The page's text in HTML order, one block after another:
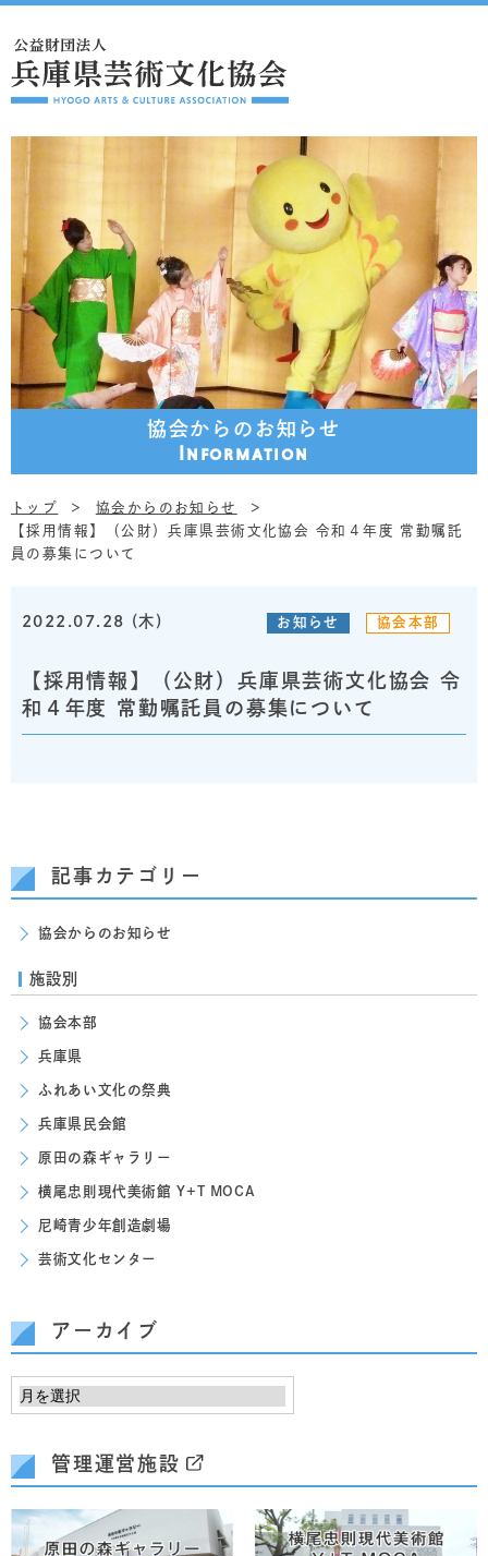
協会からのお知らせ
Information
トップ
協会からのお知らせ
【採用情報】（公財）兵庫県芸術文化協会 令和４年度 常勤嘱託
員の募集について
2022.07.28 (木) お知らせ 協会本部
【採用情報】（公財）兵庫県芸術文化協会 令
和４年度 常勤嘱託員の募集について
記事カテゴリー
協会からのお知らせ
施設別
協会本部
兵庫県
ふれあい文化の祭典
兵庫県民会館
原田の森ギャラリー
横尾忠則現代美術館 Y+T MOCA
尼崎青少年創造劇場
芸術文化センター
アーカイブ
管理運営施設